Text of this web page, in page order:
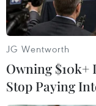
TIN LIÊN
JG Wentworth
Owning $10k+
Stop Paying